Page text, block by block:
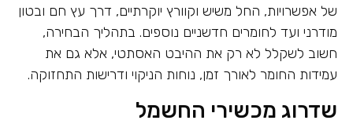
של אפשרויות, החל משיש וקוורץ יוקרתיים, דרך עץ חם ובטון
מודרני ועד לחומרים חדשניים נוספים. בתהליך הבחירה,
חשוב לשקלל לא רק את ההיבט האסתטי, אלא גם את
עמידות החומר לאורך זמן, נוחות הניקוי ודרישות התחזוקה.
שדרוג מכשירי החשמל